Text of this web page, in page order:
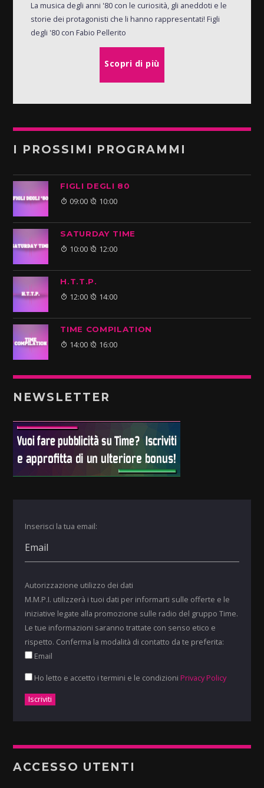
La musica degli anni '80 con le curiosità, gli aneddoti e le
storie dei protagonisti che li hanno rappresentati! Figli
degli '80 con Fabio Pellerito
Scopri di più
I PROSSIMI PROGRAMMI
FIGLI DEGLI 80
09:00 10:00
SATURDAY TIME
10:00 12:00
H.T.T.P.
12:00 14:00
TIME COMPILATION
14:00 16:00
NEWSLETTER
Inserisci la tua email:
Autorizzazione utilizzo dei dati
M.M.P.I. utilizzerà i tuoi dati per informarti sulle offerte e le
iniziative legate alla promozione sulle radio del gruppo Time.
Le tue informazioni saranno trattate con senso etico e
rispetto. Conferma la modalità di contatto da te preferita:
Email
Ho letto e accetto i termini e le condizioni Privacy Policy
ACCESSO UTENTI